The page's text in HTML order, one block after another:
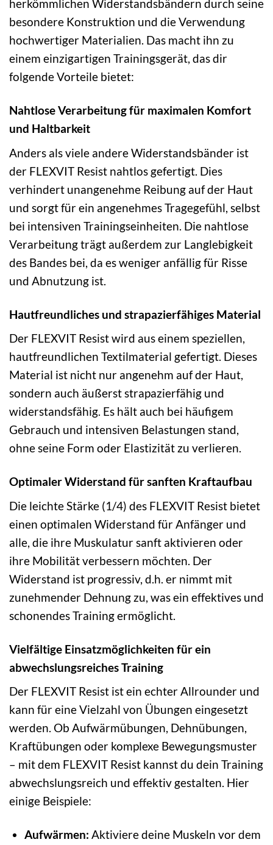
herkömmlichen Widerstandsbändern durch seine
besondere Konstruktion und die Verwendung
hochwertiger Materialien. Das macht ihn zu
einem einzigartigen Trainingsgerät, das dir
folgende Vorteile bietet:
Nahtlose Verarbeitung für maximalen Komfort
und Haltbarkeit
Anders als viele andere Widerstandsbänder ist
der FLEXVIT Resist nahtlos gefertigt. Dies
verhindert unangenehme Reibung auf der Haut
und sorgt für ein angenehmes Tragegefühl, selbst
bei intensiven Trainingseinheiten. Die nahtlose
Verarbeitung trägt außerdem zur Langlebigkeit
des Bandes bei, da es weniger anfällig für Risse
und Abnutzung ist.
Hautfreundliches und strapazierfähiges Material
Der FLEXVIT Resist wird aus einem speziellen,
hautfreundlichen Textilmaterial gefertigt. Dieses
Material ist nicht nur angenehm auf der Haut,
sondern auch äußerst strapazierfähig und
widerstandsfähig. Es hält auch bei häufigem
Gebrauch und intensiven Belastungen stand,
ohne seine Form oder Elastizität zu verlieren.
Optimaler Widerstand für sanften Kraftaufbau
Die leichte Stärke (1/4) des FLEXVIT Resist bietet
einen optimalen Widerstand für Anfänger und
alle, die ihre Muskulatur sanft aktivieren oder
ihre Mobilität verbessern möchten. Der
Widerstand ist progressiv, d.h. er nimmt mit
zunehmender Dehnung zu, was ein effektives und
schonendes Training ermöglicht.
Vielfältige Einsatzmöglichkeiten für ein
abwechslungsreiches Training
Der FLEXVIT Resist ist ein echter Allrounder und
kann für eine Vielzahl von Übungen eingesetzt
werden. Ob Aufwärmübungen, Dehnübungen,
Kraftübungen oder komplexe Bewegungsmuster
– mit dem FLEXVIT Resist kannst du dein Training
abwechslungsreich und effektiv gestalten. Hier
einige Beispiele:
Aufwärmen: Aktiviere deine Muskeln vor dem